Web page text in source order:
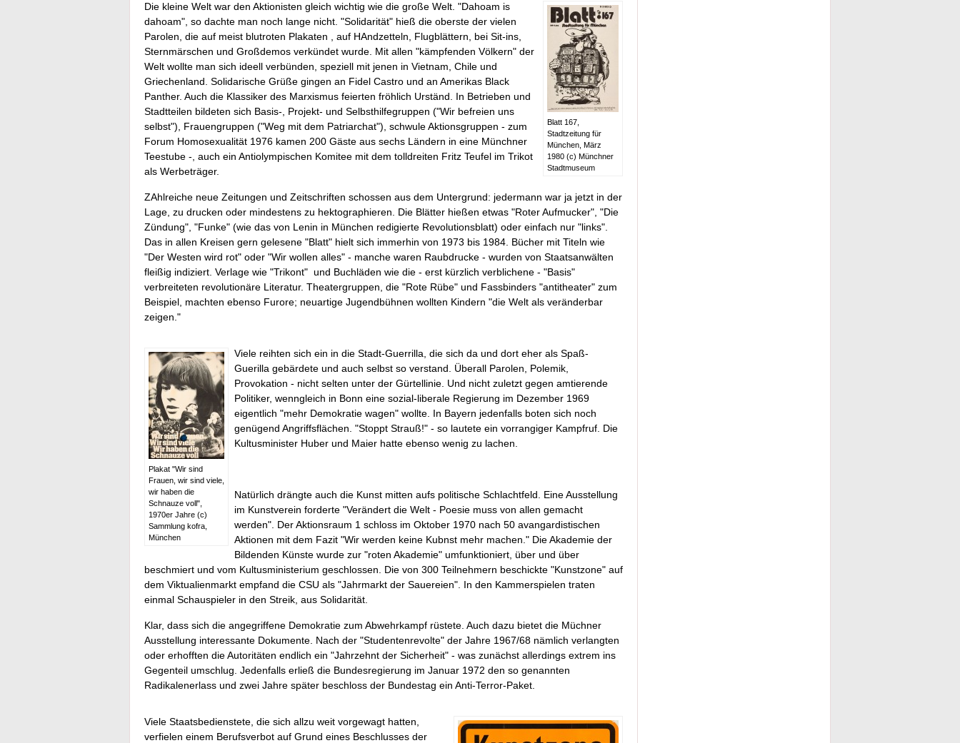
Blatt 167,
Stadtzeitung für
München, März
1980 (c) Münchner
Stadtmuseum
Die kleine Welt war den Aktionisten gleich wichtig wie die große Welt. "Dahoam is
dahoam", so dachte man noch lange nicht. "Solidarität" hieß die oberste der vielen
Parolen, die auf meist blutroten Plakaten , auf HAndzetteln, Flugblättern, bei Sit-ins,
Sternmärschen und Großdemos verkündet wurde. Mit allen "kämpfenden Völkern" der
Welt wollte man sich ideell verbünden, speziell mit jenen in Vietnam, Chile und
Griechenland. Solidarische Grüße gingen an Fidel Castro und an Amerikas Black
Panther. Auch die Klassiker des Marxismus feierten fröhlich Urständ. In Betrieben und
Stadtteilen bildeten sich Basis-, Projekt- und Selbsthilfegruppen ("Wir befreien uns
selbst"), Frauengruppen ("Weg mit dem Patriarchat"), schwule Aktionsgruppen - zum
Forum Homosexualität 1976 kamen 200 Gäste aus sechs Ländern in eine Münchner
Teestube -, auch ein Antiolympischen Komitee mit dem tolldreiten Fritz Teufel im Trikot
als Werbeträger.
ZAhlreiche neue Zeitungen und Zeitschriften schossen aus dem Untergrund: jedermann war ja jetzt in der
Lage, zu drucken oder mindestens zu hektographieren. Die Blätter hießen etwas "Roter Aufmucker", "Die
Zündung", "Funke" (wie das von Lenin in München redigierte Revolutionsblatt) oder einfach nur "links".
Das in allen Kreisen gern gelesene "Blatt" hielt sich immerhin von 1973 bis 1984. Bücher mit Titeln wie
"Der Westen wird rot" oder "Wir wollen alles" - manche waren Raubdrucke - wurden von Staatsanwälten
fleißig indiziert. Verlage wie "Trikont" und Buchläden wie die - erst kürzlich verblichene - "Basis"
verbreiteten revolutionäre Literatur. Theatergruppen, die "Rote Rübe" und Fassbinders "antitheater" zum
Beispiel, machten ebenso Furore; neuartige Jugendbühnen wollten Kindern "die Welt als veränderbar
zeigen."
Plakat "Wir sind
Frauen, wir sind viele,
wir haben die
Schnauze voll",
1970er Jahre (c)
Sammlung kofra,
München
Viele reihten sich ein in die Stadt-Guerrilla, die sich da und dort eher als Spaß-
Guerilla gebärdete und auch selbst so verstand. Überall Parolen, Polemik,
Provokation - nicht selten unter der Gürtellinie. Und nicht zuletzt gegen amtierende
Politiker, wenngleich in Bonn eine sozial-liberale Regierung im Dezember 1969
eigentlich "mehr Demokratie wagen" wollte. In Bayern jedenfalls boten sich noch
genügend Angriffsflächen. "Stoppt Strauß!" - so lautete ein vorrangiger Kampfruf. Die
Kultusminister Huber und Maier hatte ebenso wenig zu lachen.
Natürlich drängte auch die Kunst mitten aufs politische Schlachtfeld. Eine Ausstellung
im Kunstverein forderte "Verändert die Welt - Poesie muss von allen gemacht
werden". Der Aktionsraum 1 schloss im Oktober 1970 nach 50 avangardistischen
Aktionen mit dem Fazit "Wir werden keine Kubnst mehr machen." Die Akademie der
Bildenden Künste wurde zur "roten Akademie" umfunktioniert, über und über
beschmiert und vom Kultusministerium geschlossen. Die von 300 Teilnehmern beschickte "Kunstzone" auf
dem Viktualienmarkt empfand die CSU als "Jahrmarkt der Sauereien". In den Kammerspielen traten
einmal Schauspieler in den Streik, aus Solidarität.
Klar, dass sich die angegriffene Demokratie zum Abwehrkampf rüstete. Auch dazu bietet die Müchner
Ausstellung interessante Dokumente. Nach der "Studentenrevolte" der Jahre 1967/68 nämlich verlangten
oder erhofften die Autoritäten endlich ein "Jahrzehnt der Sicherheit" - was zunächst allerdings extrem ins
Gegenteil umschlug. Jedenfalls erließ die Bundesregierung im Januar 1972 den so genannten
Radikalenerlass und zwei Jahre später beschloss der Bundestag ein Anti-Terror-Paket.
Viele Staatsbedienstete, die sich allzu weit vorgewagt hatten,
verfielen einem Berufsverbot auf Grund eines Beschlusses der